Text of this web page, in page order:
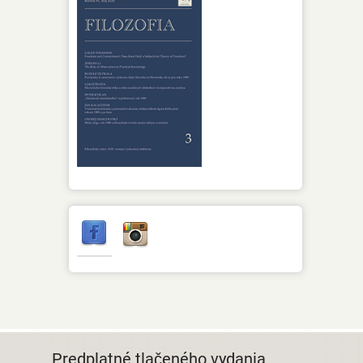
Predplatné tlačeného vydania